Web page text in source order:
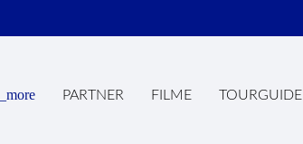
PARTNER FILME TOURGUIDE